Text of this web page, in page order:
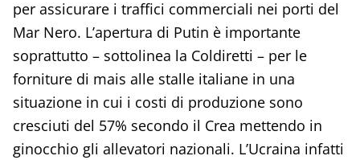
per assicurare i traffici commerciali nei porti del
Mar Nero. L’apertura di Putin è importante
soprattutto – sottolinea la Coldiretti – per le
forniture di mais alle stalle italiane in una
situazione in cui i costi di produzione sono
cresciuti del 57% secondo il Crea mettendo in
ginocchio gli allevatori nazionali. L’Ucraina infatti